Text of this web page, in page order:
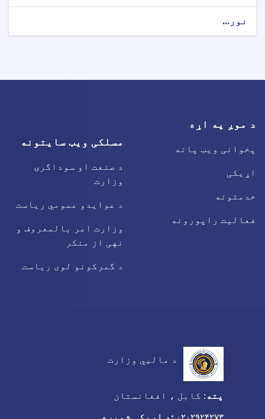
نور...
د موږ په اړه
پخوانی ویب پانه
اړیکی
خدمتونه
فعالیت راپورونه
مسلکی ویب سایتونه
د صنعت او سوداگرۍ
وزارت
د عوایدو عمومي ریاست
وزارت امر بالمعروف و
نهی از منکر
د گمرکونو لوی ریاست
د مالیي وزارت
پته : کابل ، افغانستان
:د اړیکی شمیره